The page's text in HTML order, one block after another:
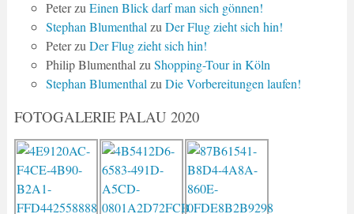
Peterzu Einen Blick darf man sich gönnen!
Stephan Blumenthal zu Der Flug zieht sich hin!
Peterzu Der Flug zieht sich hin!
Philip Blumenthal zu Shopping-Tour in Köln
Stephan Blumenthal zu Die Vorbereitungen laufen!
FOTOGALERIE PALAU 2020